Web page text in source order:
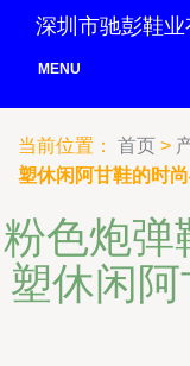
深圳市驰彭鞋业
MENU
当前位置： 首页 >
塑休闲阿甘鞋的时
粉色炮弹
塑休闲